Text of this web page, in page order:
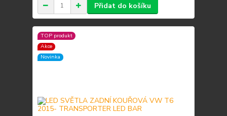
Přidat do košíku
TOP produkt
Akce
Novinka